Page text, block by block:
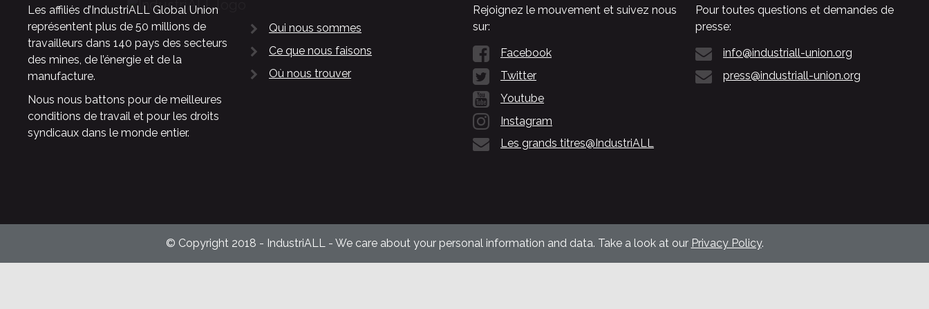
Les affiliés d’IndustriALL Global Union
représentent plus de 50 millions de
travailleurs dans 140 pays des secteurs
des mines, de l’énergie et de la
manufacture.
Nous nous battons pour de meilleures
conditions de travail et pour les droits
syndicaux dans le monde entier.
Qui nous sommes
Ce que nous faisons
Où nous trouver
Rejoignez le mouvement et suivez nous
sur:
Facebook
Twitter
Youtube
Instagram
Les grands titres@IndustriALL
Pour toutes questions et demandes de
presse:
info@industriall-union.org
press@industriall-union.org
© Copyright 2018 - IndustriALL - We care about your personal information and data. Take a look at our Privacy Policy.